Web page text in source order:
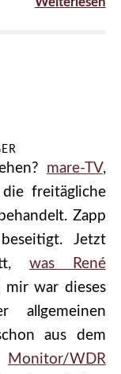
mare-TV,
freitägliche
Zapp
Jetzt
was René
mir war dieses
allgemeinen
aus dem
Monitor/WDR